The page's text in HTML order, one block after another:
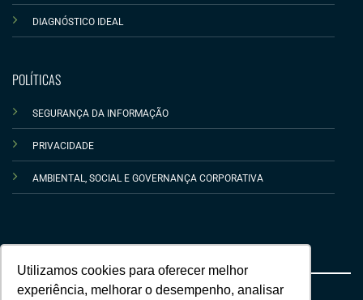
Utilizamos cookies para oferecer melhor
experiência, melhorar o desempenho, analisar
DIAGNÓSTICO IDEAL
POLÍTICAS
SEGURANÇA DA INFORMAÇÃO
PRIVACIDADE
AMBIENTAL, SOCIAL E GOVERNANÇA CORPORATIVA